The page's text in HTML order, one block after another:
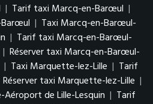
| Tarif taxi Marcq-en-Barœul |
| Taxi Marcq-en-Barœul-
| Tarif taxi Marcq-en-Barœul-
| Réserver taxi Marcq-en-Barœul-
| Taxi Marquette-lez-Lille | Tarif
Réserver taxi Marquette-lez-Lille |
de Lille-Lesquin | Tarif